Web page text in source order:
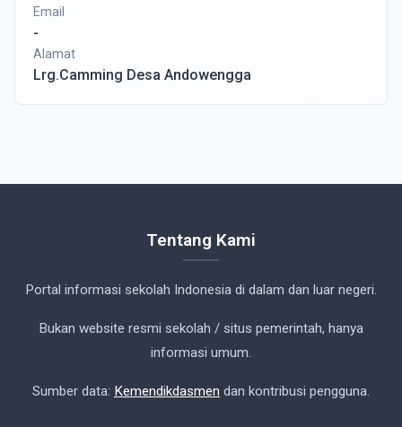
Email
-
Alamat
Lrg.Camming Desa Andowengga
Tentang Kami
Portal informasi sekolah Indonesia di dalam dan luar negeri.
Bukan website resmi sekolah / situs pemerintah, hanya
informasi umum.
Sumber data: Kemendikdasmen dan kontribusi pengguna.